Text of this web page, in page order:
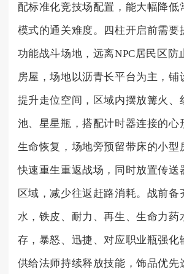
配标准化竞技场配置，能大幅降低
模式的通关难度。四柱开启前需要
功能战斗场地，远离NPC居民区防
房屋，场地以沥青长平台为主，铺
提升走位空间，区域内摆放篝火、
池、星星瓶，搭配计时器连接的心
生命恢复，场地旁预留带床的小型
快速重生重返战场，同时放置传送
区域，减少往返赶路消耗。战前备
水，铁皮、耐力、再生、生命力药
存，暴怒、迅捷、对应职业瓶强化
供给法师持续释放技能，饰品优先